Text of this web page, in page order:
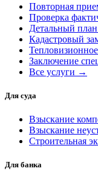
Повторная
Проверка
Детальный
Кадастровый
Заключение
Все услуги →
Для суда
Взыскание
Взыскание
Строительная
Для банка